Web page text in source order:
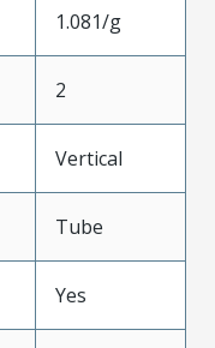
1.081/g
2
Vertical
Tube
Yes